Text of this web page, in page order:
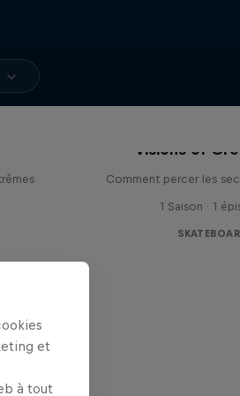
Visions of
Comment percer les
1 Saison · 1
et
à tout